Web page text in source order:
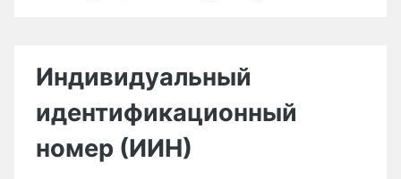
Индивидуальный
идентификационный
номер (ИИН)